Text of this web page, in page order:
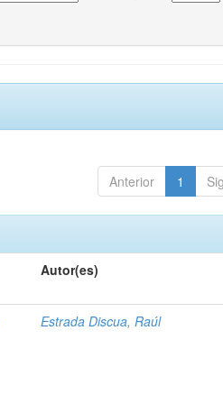
Anterior 1
Autor(es)
Estrada Discua, Raúl